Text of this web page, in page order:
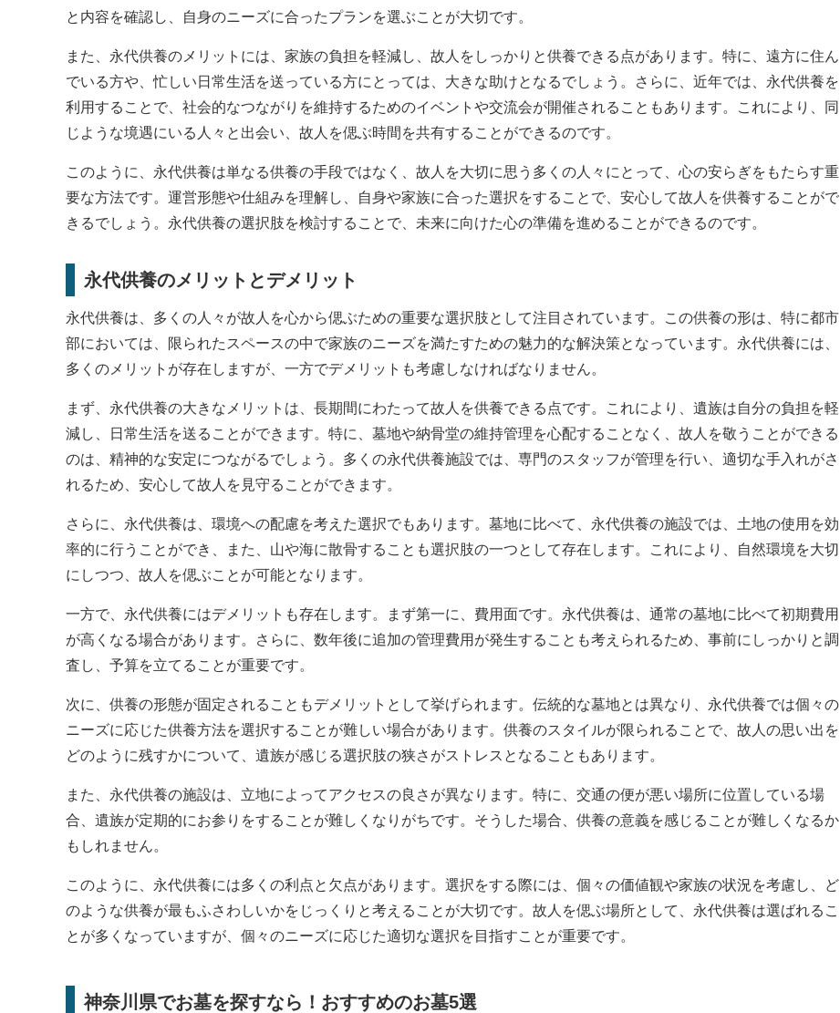
と内容を確認し、自身のニーズに合ったプランを選ぶことが大切です。
また、永代供養のメリットには、家族の負担を軽減し、故人をしっかりと供養できる点があります。特に、遠方に住ん
でいる方や、忙しい日常生活を送っている方にとっては、大きな助けとなるでしょう。さらに、近年では、永代供養を
利用することで、社会的なつながりを維持するためのイベントや交流会が開催されることもあります。これにより、同
じような境遇にいる人々と出会い、故人を偲ぶ時間を共有することができるのです。
このように、永代供養は単なる供養の手段ではなく、故人を大切に思う多くの人々にとって、心の安らぎをもたらす重
要な方法です。運営形態や仕組みを理解し、自身や家族に合った選択をすることで、安心して故人を供養することがで
きるでしょう。永代供養の選択肢を検討することで、未来に向けた心の準備を進めることができるのです。
永代供養のメリットとデメリット
永代供養は、多くの人々が故人を心から偲ぶための重要な選択肢として注目されています。この供養の形は、特に都市
部においては、限られたスペースの中で家族のニーズを満たすための魅力的な解決策となっています。永代供養には、
多くのメリットが存在しますが、一方でデメリットも考慮しなければなりません。
まず、永代供養の大きなメリットは、長期間にわたって故人を供養できる点です。これにより、遺族は自分の負担を軽
減し、日常生活を送ることができます。特に、墓地や納骨堂の維持管理を心配することなく、故人を敬うことができる
のは、精神的な安定につながるでしょう。多くの永代供養施設では、専門のスタッフが管理を行い、適切な手入れがさ
れるため、安心して故人を見守ることができます。
さらに、永代供養は、環境への配慮を考えた選択でもあります。墓地に比べて、永代供養の施設では、土地の使用を効
率的に行うことができ、また、山や海に散骨することも選択肢の一つとして存在します。これにより、自然環境を大切
にしつつ、故人を偲ぶことが可能となります。
一方で、永代供養にはデメリットも存在します。まず第一に、費用面です。永代供養は、通常の墓地に比べて初期費用
が高くなる場合があります。さらに、数年後に追加の管理費用が発生することも考えられるため、事前にしっかりと調
査し、予算を立てることが重要です。
次に、供養の形態が固定されることもデメリットとして挙げられます。伝統的な墓地とは異なり、永代供養では個々の
ニーズに応じた供養方法を選択することが難しい場合があります。供養のスタイルが限られることで、故人の思い出を
どのように残すかについて、遺族が感じる選択肢の狭さがストレスとなることもあります。
また、永代供養の施設は、立地によってアクセスの良さが異なります。特に、交通の便が悪い場所に位置している場
合、遺族が定期的にお参りをすることが難しくなりがちです。そうした場合、供養の意義を感じることが難しくなるか
もしれません。
このように、永代供養には多くの利点と欠点があります。選択をする際には、個々の価値観や家族の状況を考慮し、ど
のような供養が最もふさわしいかをじっくりと考えることが大切です。故人を偲ぶ場所として、永代供養は選ばれるこ
とが多くなっていますが、個々のニーズに応じた適切な選択を目指すことが重要です。
神奈川県でお墓を探すなら！おすすめのお墓5選